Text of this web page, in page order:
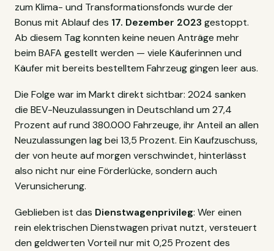
zum Klima- und Transformationsfonds wurde der
Bonus mit Ablauf des 17. Dezember 2023 gestoppt.
Ab diesem Tag konnten keine neuen Anträge mehr
beim BAFA gestellt werden — viele Käuferinnen und
Käufer mit bereits bestelltem Fahrzeug gingen leer aus.
Die Folge war im Markt direkt sichtbar: 2024 sanken
die BEV-Neuzulassungen in Deutschland um 27,4
Prozent auf rund 380.000 Fahrzeuge, ihr Anteil an allen
Neuzulassungen lag bei 13,5 Prozent. Ein Kaufzuschuss,
der von heute auf morgen verschwindet, hinterlässt
also nicht nur eine Förderlücke, sondern auch
Verunsicherung.
Geblieben ist das Dienstwagenprivileg: Wer einen
rein elektrischen Dienstwagen privat nutzt, versteuert
den geldwerten Vorteil nur mit 0,25 Prozent des